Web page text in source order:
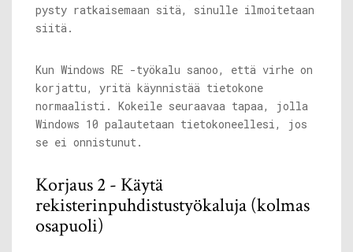
pysty ratkaisemaan sitä, sinulle ilmoitetaan
siitä.
Kun Windows RE -työkalu sanoo, että virhe on
korjattu, yritä käynnistää tietokone
normaalisti. Kokeile seuraavaa tapaa, jolla
Windows 10 palautetaan tietokoneellesi, jos
se ei onnistunut.
Korjaus 2 - Käytä
rekisterinpuhdistustyökaluja (kolmas
osapuoli)